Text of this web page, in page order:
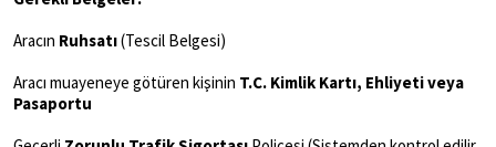
Aracın Ruhsatı(Tescil Belgesi)
Aracı muayeneye götüren kişinin T.C. Kimlik Kartı, Ehliyeti veya
Pasaportu